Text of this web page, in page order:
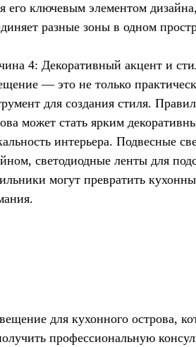
его ключевым элементом
разные зоны в одном
4: Декоративный акцент и
— это не только
для создания стиля.
может стать ярким
интерьера. Подвесные
светодиодные ленты для
могут превратить
для кухонного острова,
профессиональную